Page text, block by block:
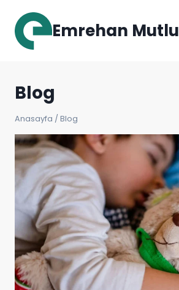
content
Emrehan Mutlu
Blog
Anasayfa / Blog